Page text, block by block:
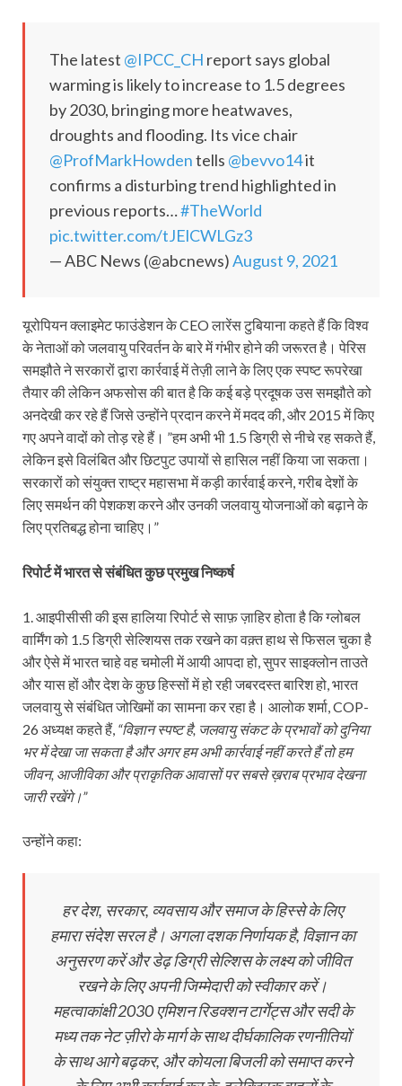
The latest @IPCC_CH report says global
warming is likely to increase to 1.5 degrees
by 2030, bringing more heatwaves,
droughts and flooding. Its vice chair
@ProfMarkHowdentells @bevvo14it
confirms a disturbing trend highlighted in
previous reports…#TheWorld
pic.twitter.com/tJElCWLGz3
— ABC News (@abcnews)August 9, 2021
यूरोपियन क्लाइमेट फाउंडेशन के CEO लारेंस टुबियाना कहते हैं कि विश्व
के नेताओं को जलवायु परिवर्तन के बारे में गंभीर होने की जरूरत है। पेरिस
समझौते ने सरकारों द्वारा कार्रवाई में तेज़ी लाने के लिए एक स्पष्ट रूपरेखा
तैयार की लेकिन अफसोस की बात है कि कई बड़े प्रदूषक उस समझौते को
अनदेखी कर रहे हैं जिसे उन्होंने प्रदान करने में मदद की, और 2015 में किए
गए अपने वादों को तोड़ रहे हैं। ”हम अभी भी 1.5 डिग्री से नीचे रह सकते हैं,
लेकिन इसे विलंबित और छिटपुट उपायों से हासिल नहीं किया जा सकता।
सरकारों को संयुक्त राष्ट्र महासभा में कड़ी कार्रवाई करने, गरीब देशों के
लिए समर्थन की पेशकश करने और उनकी जलवायु योजनाओं को बढ़ाने के
लिए प्रतिबद्ध होना चाहिए।”
रिपोर्ट में भारत से संबंधित कुछ प्रमुख निष्कर्ष
1. आइपीसीसी की इस हालिया रिपोर्ट से साफ़ ज़ाहिर होता है कि ग्लोबल
वार्मिंग को 1.5 डिग्री सेल्शियस तक रखने का वक़्त हाथ से फिसल चुका है
और ऐसे में भारत चाहे वह चमोली में आयी आपदा हो, सुपर साइक्लोन ताउते
और यास हों और देश के कुछ हिस्सों में हो रही जबरदस्त बारिश हो, भारत
जलवायु से संबंधित जोखिमों का सामना कर रहा है। आलोक शर्मा, COP-
26 अध्यक्ष कहते हैं, “विज्ञान स्पष्ट है, जलवायु संकट के प्रभावों को दुनिया
भर में देखा जा सकता है और अगर हम अभी कार्रवाई नहीं करते हैं तो हम
जीवन, आजीविका और प्राकृतिक आवासों पर सबसे ख़राब प्रभाव देखना
जारी रखेंगे।”
उन्‍होंने कहा:
हर देश, सरकार, व्यवसाय और समाज के हिस्से के लिए
हमारा संदेश सरल है। अगला दशक निर्णायक है, विज्ञान का
अनुसरण करें और डेढ़ डिग्री सेल्शिस के लक्ष्य को जीवित
रखने के लिए अपनी जिम्मेदारी को स्वीकार करें।
महत्वाकांक्षी 2030 एमिशन रिडक्शन टार्गेट्स और सदी के
मध्य तक नेट ज़ीरो के मार्ग के साथ दीर्घकालिक रणनीतियों
के साथ आगे बढ़कर, और कोयला बिजली को समाप्त करने